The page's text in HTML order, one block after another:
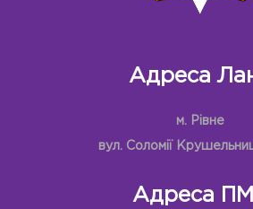
Адреса
м. Рівне
вул. Соломії
Адреса